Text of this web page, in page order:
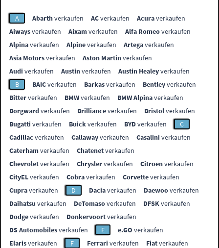
A Abarthverkaufen ACverkaufen Acuraverkaufen
Aiwaysverkaufen Aixamverkaufen Alfa Romeoverkaufen
Alpinaverkaufen Alpineverkaufen Artegaverkaufen
Asia Motorsverkaufen Aston Martinverkaufen
Audi verkaufen Austinverkaufen Austin Healeyverkaufen
B
BAICverkaufen Barkasverkaufen Bentleyverkaufen
Bitterverkaufen BMWverkaufen BMW Alpinaverkaufen
Borgwardverkaufen Brillianceverkaufen Bristolverkaufen
Bugatti verkaufen Buickverkaufen BYDverkaufen
C
Cadillac verkaufen Callawayverkaufen Casalini verkaufen
Caterhamverkaufen Chatenetverkaufen
Chevroletverkaufen Chryslerverkaufen Citroenverkaufen
CityELverkaufen Cobraverkaufen Corvetteverkaufen
Cupraverkaufen D Daciaverkaufen Daewooverkaufen
Daihatsu verkaufen DeTomasoverkaufen DFSKverkaufen
Dodgeverkaufen Donkervoortverkaufen
DS Automobilesverkaufen E e.GO verkaufen
Elarisverkaufen F Ferrari verkaufen Fiatverkaufen